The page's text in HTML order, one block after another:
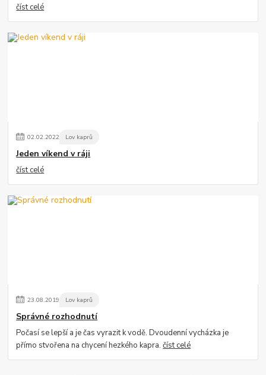
číst celé
02.02.2022 Lov kaprů
Jeden víkend v ráji
číst celé
23.08.2019 Lov kaprů
Správné rozhodnutí
Počasí se lepší a je čas vyrazit k vodě. Dvoudenní vycházka je
přímo stvořena na chycení hezkého kapra.číst celé